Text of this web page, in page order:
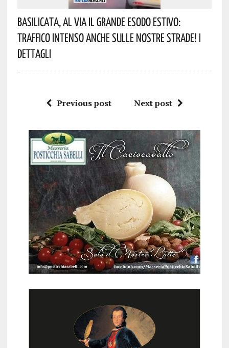
Basilicata, Al Via Il Grande Esodo Estivo:
Traffico Intenso Anche Sulle Nostre Strade! I
Dettagli
Previous post Next post